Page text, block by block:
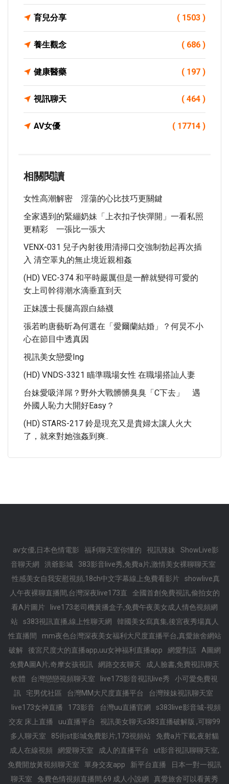
育兒分享 ( 1503 )
養生觀念 ( 686 )
健康醫藥 ( 197 )
視訊聊天 ( 464 )
AV女優 ( 17714 )
相關閱讀
女性高潮解密 淫蕩的心比技巧更關鍵
全家遇到的緊繃奶妹「上衣扣子快彈開」一看私照
更精彩 一張比一張大
VENX-031 兒子內射後用清掃口交強制勃起再次插
入 清空睪丸的無止境近親相姦
(HD) VEC-374 和平時嚴厲但是一醉就變得可愛的
女上司幹得潮水滴垂直到天
正妹護士長腿高跟白絲襪
張若昀唐藝昕為何選在「愛爾蘭結婚」？何炅不小
心在節目中透真因
視訊美女戀愛ing
(HD) VNDS-3321 瞄準職場女性 在職場搭訕人妻
台妹愛吸洋屌？野外大戰髒髒臭臭「C下去」 遇
外國人恥力大開好easy？
(HD) STARS-217 鈴是現充又是貴婦太讓人火大
了，就來對她強姦到爽..
av女優,日本色情電影 福利聊天室你懂的 視訊辣妹
ShowLive影
音聊天網
洪爺影城
383影音live秀,免費a片,激情美女裸聊聊天室
性感美女自我安慰視頻,18ch中文字幕線上免費看影片
showlive真
人午夜裸聊直播間,台灣深夜live173直
全國首創免費視訊,偷拍女的
看A片圖片
live173老司機黃播盒子,免費午夜美女成人情色視頻網
站
s383視訊直播,線上性聊天網
韓國美女寫真集,後宮夜秀場真人
性直播間
mm夜色台灣深夜美女福利大尺度直播平台,真愛旅舍網站
破解
後宮尺度大的直播app,uu女神福利直播app 網愛對話
A圖網
免費A圖A片,奇摩女孩視訊
網路交友聊天
成人臉書,免費視訊聊天
軟體
台灣戀戀視頻聊天室 live173影音視訊live秀
小可愛免費視
訊
宅男优社區 台灣MM大尺度直播平台
台灣辣妹視訊聊天室
live173女神直播
173影音 台灣uu直播官網
s383live影音城-視頻
交友 床上直播
uu直播平台
視訊美女聊天s383直播破解版 ,可聊99
多人聊天室
85街st影城免費影片,173視頻站
免費a片下載,夜射貓
成人在線視頻
網愛聊天室 成人的直播平台
ut影音視訊聊聊天室,
免費開放黃視頻聊天室
單身交友app 新平台直播
日本一對一視訊
聊天室
兔費色情視頻直播間,69 成人小說網 真愛旅舍可以看黃秀